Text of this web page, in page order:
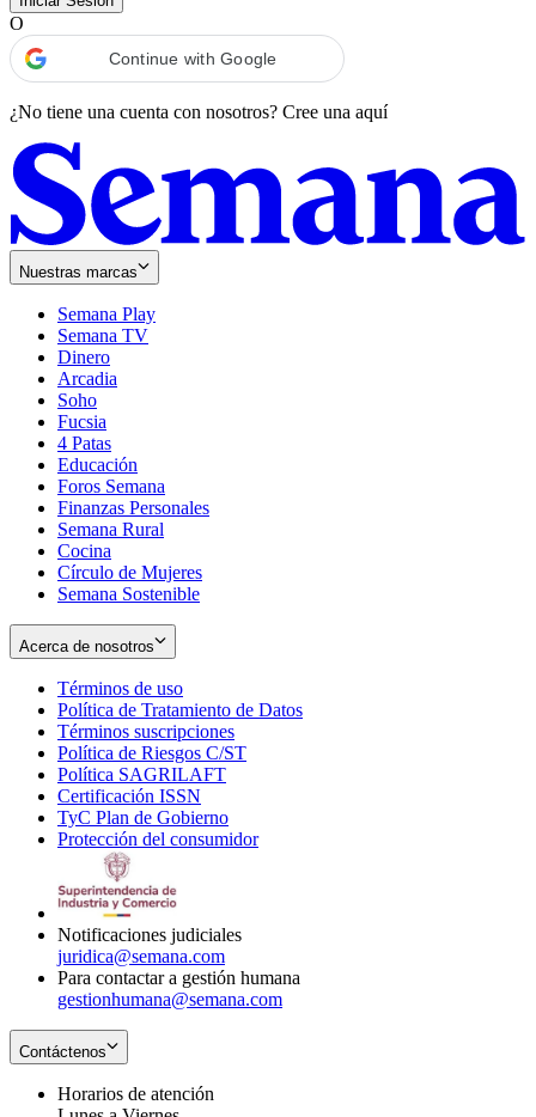
O
Continue with Google
¿No tiene una cuenta con nosotros? Cree una aquí
Nuestras marcas
Semana Play
Semana TV
Dinero
Arcadia
Soho
in
new
window
Fucsia
in
new
window
4 Patas
Educación
Foros Semana
Finanzas Personales
Semana Rural
Cocina
Círculo de Mujeres
Semana Sostenible
Acerca de nosotros
Términos de uso
in
new
window
Política de Tratamiento de Datos
Términos suscripciones
in
Política de Riesgos C/ST
Política SAGRILAFT
new
window
Certificación ISSN
in
new
TyC Plan de Gobierno
in
Protección del consumidorOpens
Notificaciones judiciales
juridica@semana.com
Para contactar a gestión humana
gestionhumana@semana.com
Contáctenos
Horarios de atención